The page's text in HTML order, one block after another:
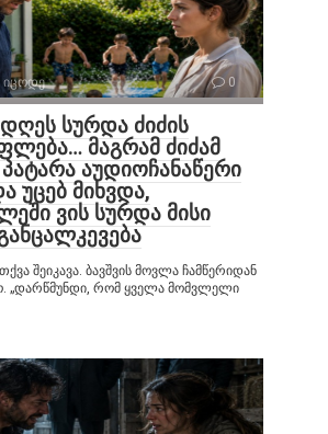
იცოდე 0
დღეს სურდა ძიძის
მაგრამ ძიძამ
აუდიოჩანაწერი
უცებ მიხვდა,
ვის სურდა მისი
შეიკავა. ბავშვის მოვლა ჩამწერიდან
„დარწმუნდი, რომ ყველა მომვლელი